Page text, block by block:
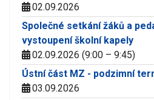
02.09.2026
Společné setkání žáků a
vystoupení školní kapely
02.09.2026 (9:00 – 9:45)
Ústní část MZ - podzimní
03.09.2026